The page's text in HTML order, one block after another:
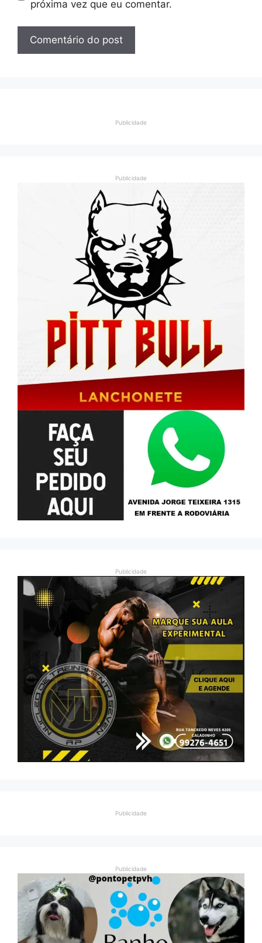
próxima vez que eu comentar.
Publicidade
Publicidade
Publicidade
Publicidade
Publicidade